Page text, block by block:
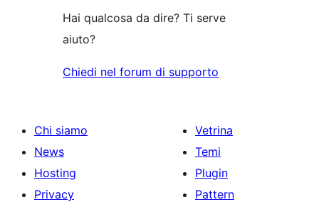
Hai qualcosa da dire? Ti serve
aiuto?
Chiedi nel forum di supporto
Chi siamo
News
Hosting
Privacy
Vetrina
Temi
Plugin
Pattern